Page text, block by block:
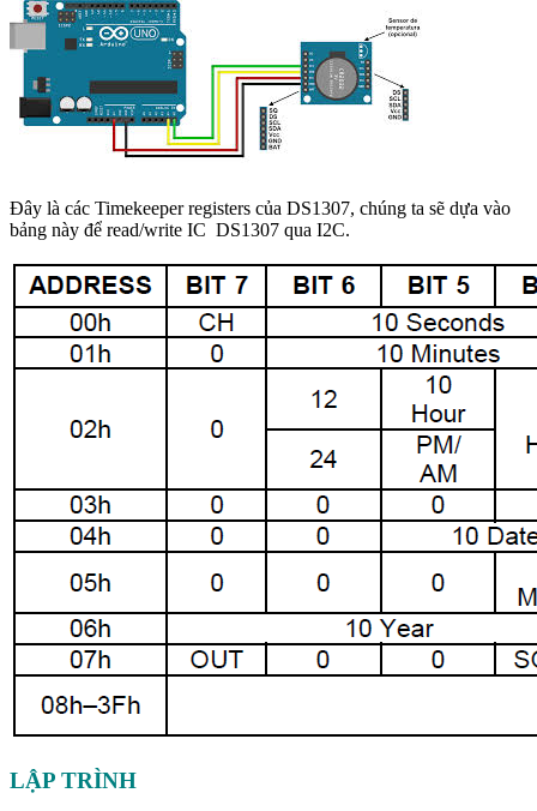
Đây là các Timekeeper registers của DS1307, chúng ta sẽ dựa vào
bảng này để read/write IC DS1307 qua I2C.
LẬP TRÌNH